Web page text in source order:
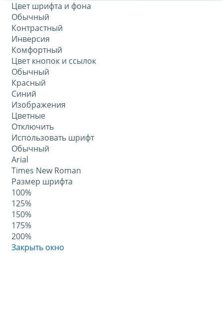
Цвет шрифта и фона
Обычный
Контрастный
Инверсия
Комфортный
Цвет кнопок и ссылок
Обычный
Красный
Синий
Изображения
Цветные
Отключить
Использовать шрифт
Обычный
Arial
Times New Roman
Размер шрифта
100%
125%
150%
175%
200%
Закрыть окно